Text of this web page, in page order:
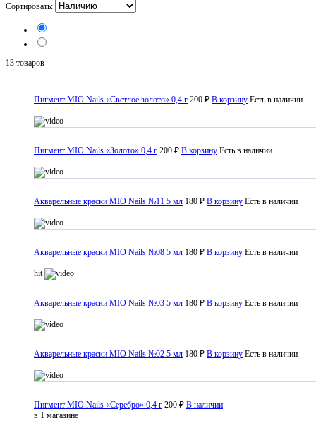
Сортировать:
13 товаров
Пигмент MIO Nails «Светлое золото» 0,4 г 200 ₽ В корзину Есть в наличии
Пигмент MIO Nails «Золото» 0,4 г 200 ₽ В корзину Есть в наличии
Акварельные краски MIO Nails №11 5 мл 180 ₽ В корзину Есть в наличии
Акварельные краски MIO Nails №08 5 мл 180 ₽ В корзину Есть в наличии
hit
Акварельные краски MIO Nails №03 5 мл 180 ₽ В корзину Есть в наличии
Акварельные краски MIO Nails №02 5 мл 180 ₽ В корзину Есть в наличии
Пигмент MIO Nails «Серебро» 0,4 г 200 ₽ В наличии
в 1 магазине